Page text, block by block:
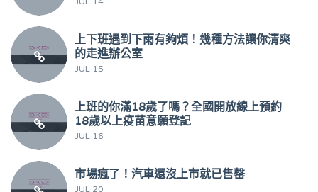
上下班遇到下雨有夠煩！幾種方法讓你清爽
的走進辦公室
JUL 15
上班的你滿18歲了嗎？全國開放線上預約
18歲以上疫苗意願登記
JUL 16
市場瘋了！汽車還沒上市就已售罄
JUL 20